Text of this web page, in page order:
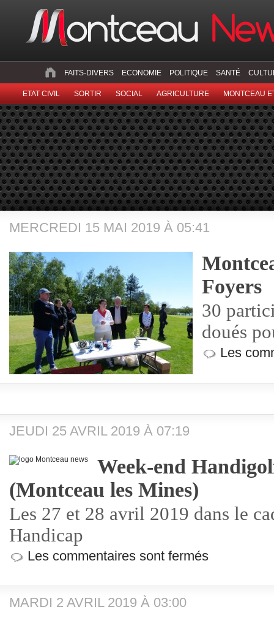
FAITS-DIVERS ECONOMIE POLITIQUE SANTÉ
ETAT CIVIL SORTIR SOCIAL AGRICULTURE MONTCEAU
MERCREDI 15 MAI 2019 À 05:41
Foyers
30
doués
Les
JEUDI 25 AVRIL 2019 À 07:19
Week-end
(Montceau les Mines)
Les 27 et 28 avril 2019 dans le
Handicap
Les commentaires sont fermés
MARDI 2 AVRIL 2019 À 03:00